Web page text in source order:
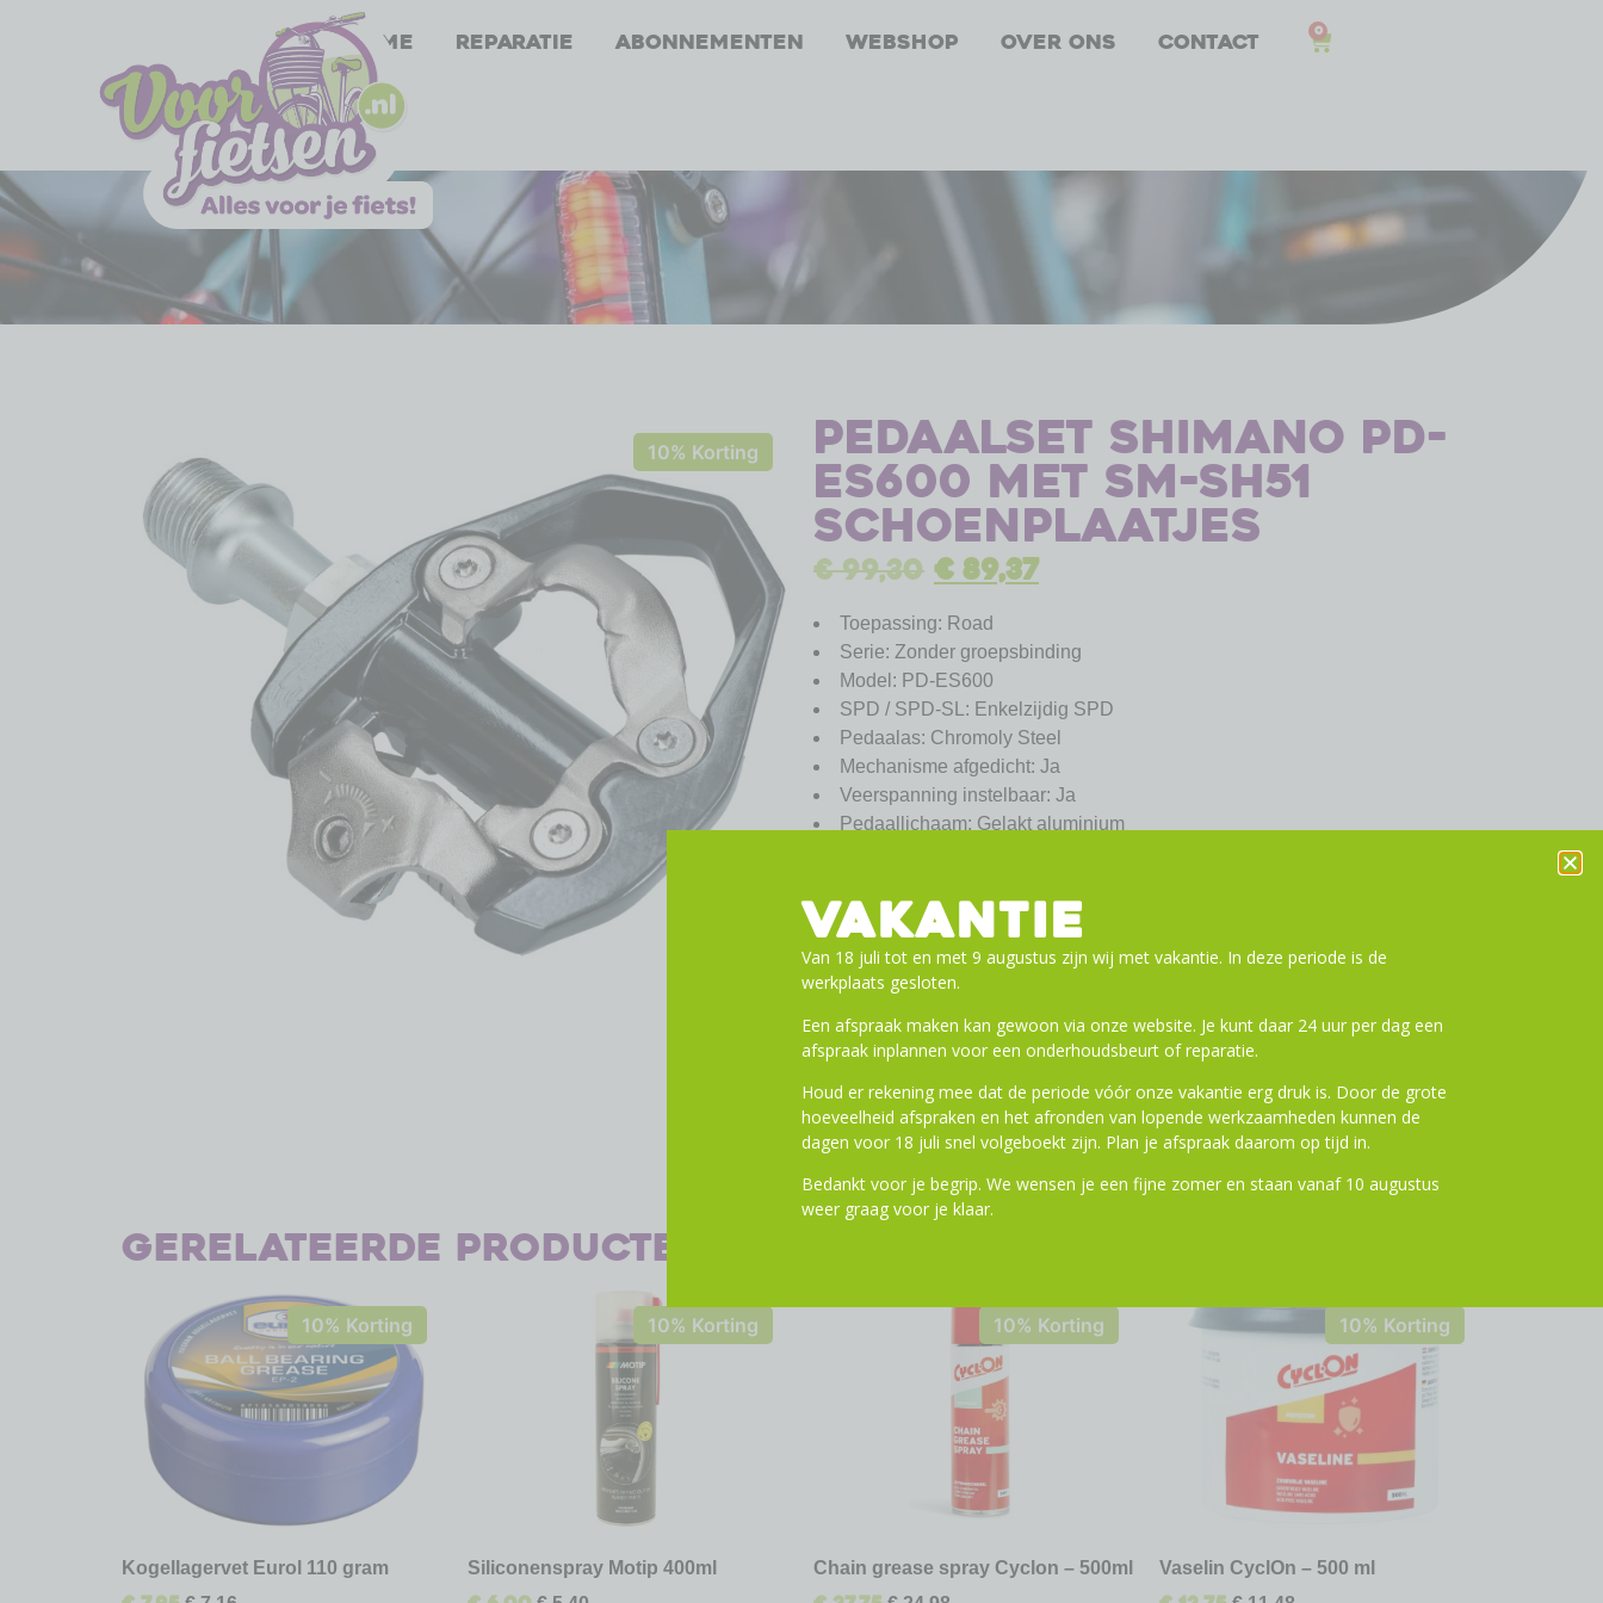
Home Reparatie Abonnementen Webshop Over ons Contact 0
10% Korting Pedaalset Shimano PD-
ES600 met SM-SH51
schoenplaatjes
€99,30 €89,37
Toepassing: Road
Serie: Zonder groepsbinding
Model: PD-ES600
SPD / SPD-SL: Enkelzijdig SPD
Pedaalas: Chromoly Steel
Mechanisme afgedicht: Ja
Veerspanning instelbaar: Ja
Pedaallichaam: Gelakt aluminium
Toevoegen aan winkelwagen
Gerelateerde producten
10% Korting
Kogellagervet Eurol 110 gram
10% Korting
Siliconenspray Motip 400ml
10% Korting
Chain grease spray Cyclon – 500ml
10% Korting
Vaselin CyclOn – 500 ml
VAKANTIE
Van 18 juli tot en met 9 augustus zijn wij met vakantie. In deze periode is de
werkplaats gesloten.
Een afspraak maken kan gewoon via onze website. Je kunt daar 24 uur per dag een
afspraak inplannen voor een onderhoudsbeurt of reparatie.
Houd er rekening mee dat de periode vóór onze vakantie erg druk is. Door de grote
hoeveelheid afspraken en het afronden van lopende werkzaamheden kunnen de
dagen voor 18 juli snel volgeboekt zijn. Plan je afspraak daarom op tijd in.
Bedankt voor je begrip. We wensen je een fijne zomer en staan vanaf 10 augustus
weer graag voor je klaar.